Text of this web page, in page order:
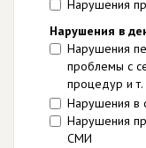
Нарушения
Нарушения в
Нарушения
проблемы с
процедур и т.
Нарушения в
Нарушения
СМИ